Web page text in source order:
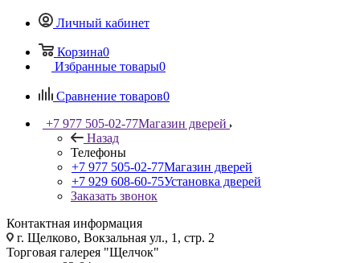
Личный кабинет
Корзина0
Избранные товары0
Сравнение товаров0
+7 977 505-02-77Магазин дверей
Назад
Телефоны
+7 977 505-02-77Магазин дверей
+7 929 608-60-75Установка дверей
Заказать звонок
Контактная информация
г. Щелково, Вокзальная ул., 1, стр. 2
Торговая галерея "Щелчок"